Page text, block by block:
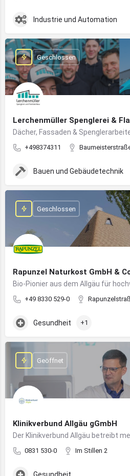
Industrie und Automation
Lerchenmüller Spenglerei &
Dächer, Fassaden &
+498374311
Geschlossen
Bauen und Gebäudetechnik
Rapunzel Naturkost GmbH &
+49 8330 529-0
Geschlossen
Gesundheit +1
Klinikverbund Allgäu gGmbH
0831 530-0 Im Stillen 2
Geöffnet
Gesundheit